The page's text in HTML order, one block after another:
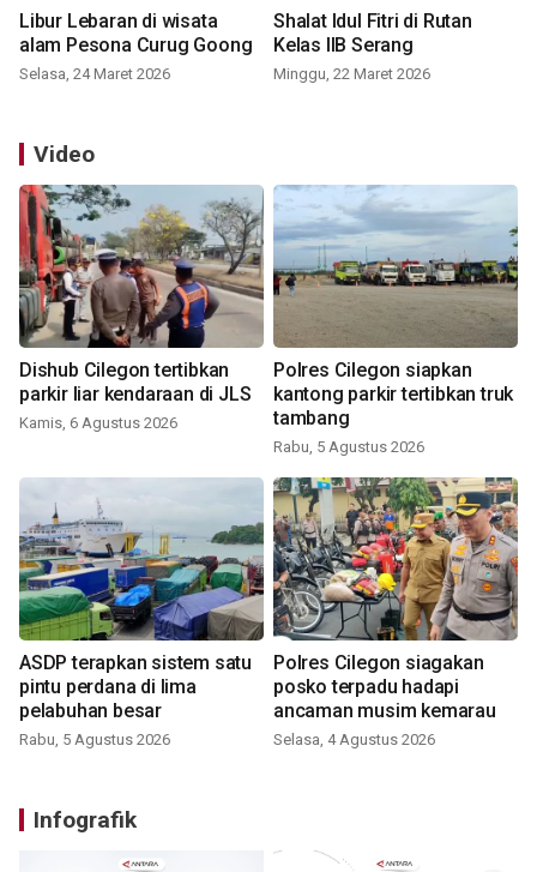
Libur Lebaran di wisata
alam Pesona Curug Goong
Selasa, 24 Maret 2026
Shalat Idul Fitri di Rutan
Kelas IIB Serang
Minggu, 22 Maret 2026
Video
Dishub Cilegon tertibkan
parkir liar kendaraan di JLS
Kamis, 6 Agustus 2026
Polres Cilegon siapkan
kantong parkir tertibkan truk
tambang
Rabu, 5 Agustus 2026
ASDP terapkan sistem satu
pintu perdana di lima
pelabuhan besar
Rabu, 5 Agustus 2026
Polres Cilegon siagakan
posko terpadu hadapi
ancaman musim kemarau
Selasa, 4 Agustus 2026
Infografik